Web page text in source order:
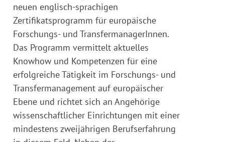
neuen englisch-sprachigen
Zertifikatsprogramm für europäische
Forschungs- und TransfermanagerInnen.
Das Programm vermittelt aktuelles
Knowhow und Kompetenzen für eine
erfolgreiche Tätigkeit im Forschungs- und
Transfermanagement auf europäischer
Ebene und richtet sich an Angehörige
wissenschaftlicher Einrichtungen mit einer
mindestens zweijährigen Berufserfahrung